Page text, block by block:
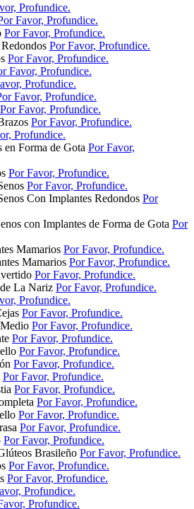
Profundice.
Favor, Profundice.
Por Favor, Profundice.
Por Favor, Profundice.
Por Favor, Profundice.
Favor, Profundice.
Profundice.
Favor, Profundice.
Por Favor, Profundice.
Por Favor, Profundice.
Profundice.
en Forma de Gota Por Favor,
Por Favor, Profundice.
Por Favor, Profundice.
Con Implantes Redondos Por
con Implantes de Forma de Gota Por
Mamarios Por Favor, Profundice.
Mamarios Por Favor, Profundice.
Por Favor, Profundice.
La Nariz Por Favor, Profundice.
Profundice.
Por Favor, Profundice.
Por Favor, Profundice.
Por Favor, Profundice.
Por Favor, Profundice.
Por Favor, Profundice.
Por Favor, Profundice.
Por Favor, Profundice.
Por Favor, Profundice.
Por Favor, Profundice.
Por Favor, Profundice.
Por Favor, Profundice.
Brasileño Por Favor, Profundice.
Por Favor, Profundice.
Por Favor, Profundice.
Profundice.
Profundice.